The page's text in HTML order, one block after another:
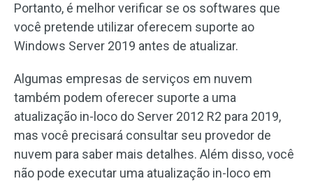
Portanto, é melhor verificar se os softwares que
você pretende utilizar oferecem suporte ao
Windows Server 2019 antes de atualizar.
Algumas empresas de serviços em nuvem
também podem oferecer suporte a uma
atualização in-loco do Server 2012 R2 para 2019,
mas você precisará consultar seu provedor de
nuvem para saber mais detalhes. Além disso, você
não pode executar uma atualização in-loco em